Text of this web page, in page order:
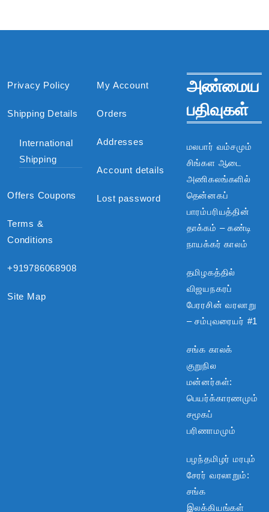
Privacy Policy
Shipping Details
International
Shipping
Offers Coupons
Terms &
Conditions
+919786068908
Site Map
My Account
Orders
Addresses
Account details
Lost password
அண்மைய
பதிவுகள்
மலபார் வம்சமும்
சிங்கள ஆடை
அணிகலங்களில்
தென்னகப்
பாரம்பரியத்தின்
தாக்கம் – கண்டி
நாயக்கர் காலம்
தமிழகத்தில்
விஜயநகரப்
பேரரசின் வரலாறு
– சம்புவரையர் #1
சங்க காலக்
குறுநில
மன்னர்கள்:
பெயர்க்காரணமும்
சமூகப்
பரிணாமமும்
பழந்தமிழர் மரபும்
சேரர் வரலாறும்:
சங்க
இலக்கியங்கள்